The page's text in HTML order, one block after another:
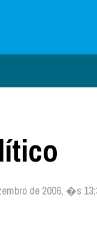
de 2006, �s